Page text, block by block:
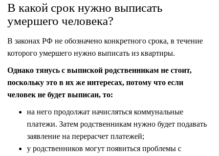
В какой срок нужно выписать
умершего человека?
В законах РФ не обозначено конкретного срока, в течение
которого умершего нужно выписать из квартиры.
Однако тянусь с выпиской родственникам не стоит,
поскольку это в их же интересах, потому что если
человек не будет выписан, то:
на него продолжат начисляться коммунальные
платежи. Затем родственникам нужно будет подавать
заявление на перерасчет платежей;
у родственников могут появиться проблемы с